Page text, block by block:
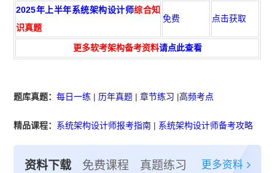
2025年上半年系统架构设计师综合知
识真题
免费 点击获取
更多软考架构备考资料请点此查看
题库真题：每日一练 | 历年真题 |章节练习 |高频考点
精品课程： 系统架构设计师报考指南 | 系统架构设计师备考攻略
资料下载 免费课程 真题练习 更多资料